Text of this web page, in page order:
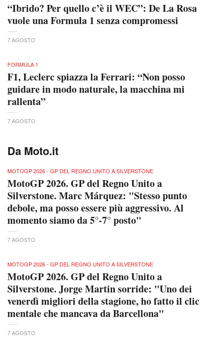
“Ibrido? Per quello c’è il WEC”: De La Rosa
vuole una Formula 1 senza compromessi
7 AGOSTO
FORMULA 1
F1, Leclerc spiazza la Ferrari: “Non posso
guidare in modo naturale, la macchina mi
rallenta”
7 AGOSTO
Da Moto.it
MOTOGP 2026 - GP DEL REGNO UNITO A SILVERSTONE
MotoGP 2026. GP del Regno Unito a
Silverstone. Marc Márquez: "Stesso punto
debole, ma posso essere più aggressivo. Al
momento siamo da 5°-7° posto"
7 AGOSTO
MOTOGP 2026 - GP DEL REGNO UNITO A SILVERSTONE
MotoGP 2026. GP del Regno Unito a
Silverstone. Jorge Martin sorride: "Uno dei
venerdì migliori della stagione, ho fatto il clic
mentale che mancava da Barcellona"
7 AGOSTO